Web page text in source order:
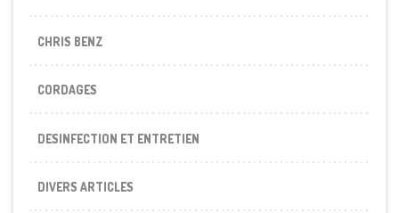
CHRIS BENZ
CORDAGES
DESINFECTION ET ENTRETIEN
DIVERS ARTICLES